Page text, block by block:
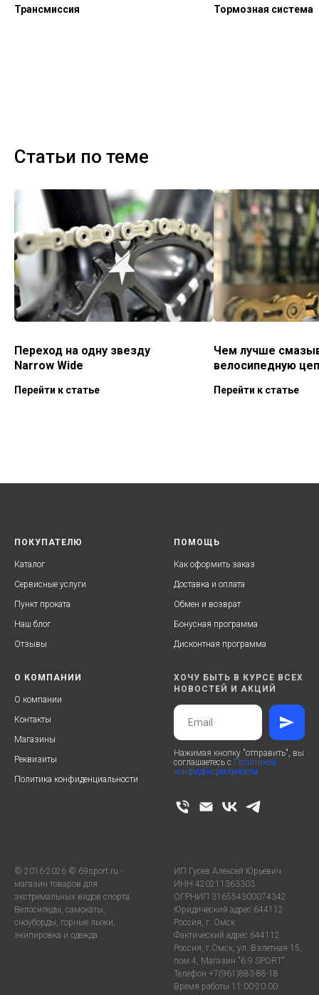
Трансмиссия Тормозная система
Статьи по теме
Переход на одну звезду
Narrow Wide
Перейти к статье
Чем лучше
велосипедную
Перейти к статье
ПОКУПАТЕЛЮ
Каталог
Сервисные услуги
Пункт проката
Наш блог
Отзывы
ПОМОЩЬ
Как оформить заказ
Доставка и оплата
Обмен и возврат
Бонусная программа
Дисконтная программа
О КОМПАНИИ
О компании
Контакты
Магазины
Реквизиты
Политика конфиденциальности
ХОЧУ БЫТЬ В КУРСЕ ВСЕХ
НОВОСТЕЙ И АКЦИЙ
Нажимая кнопку "отправить", вы
соглашаетесь с Политикой
конфиденциальности
© 2016-2026 © 69sport.ru -
магазин товаров для
экстремальных видов спорта.
Велосипеды, самокаты,
сноуборды, горные лыжи,
экипировка и одежда.
ИП Гусев Алексей Юрьевич
ИНН 420211363303
ОГРНИП 316554300074342
Юридический адрес 644112
Россия, г. Омск
Фактический адрес 644112
Россия, г.Омск, ул. Взлетная 15,
пом.4, Магазин "6.9 SPORT"
Телефон +7(961)883-88-18
Время работы 11:00-20:00